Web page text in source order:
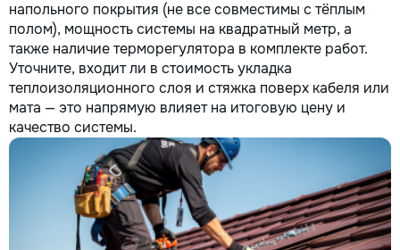
напольного покрытия (не все совместимы с тёплым
полом), мощность системы на квадратный метр, а
также наличие терморегулятора в комплекте работ.
Уточните, входит ли в стоимость укладка
теплоизоляционного слоя и стяжка поверх кабеля или
мата — это напрямую влияет на итоговую цену и
качество системы.